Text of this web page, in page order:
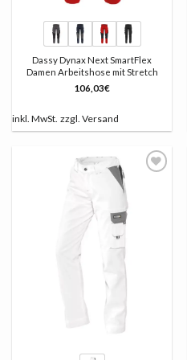
Dassy Dynax Next SmartFlex
Damen Arbeitshose mit Stretch
106,03€
inkl. MwSt. zzgl. Versand